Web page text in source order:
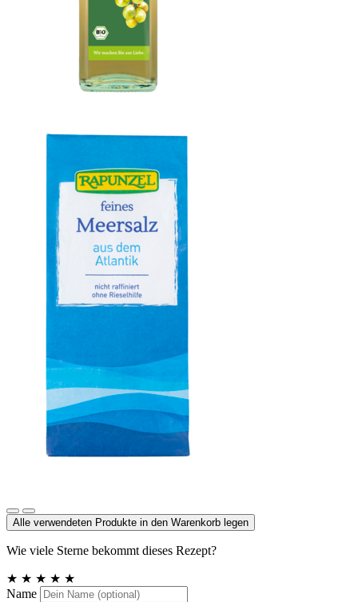
Alle verwendeten Produkte in den Warenkorb legen
Wie viele Sterne bekommt dieses Rezept?
★ ★ ★ ★ ★
Name